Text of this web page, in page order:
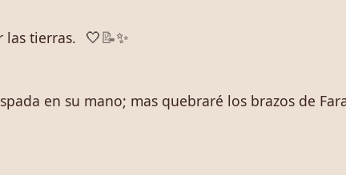
las tierras. 🤍 📝✨
en su mano; mas quebraré los brazos de